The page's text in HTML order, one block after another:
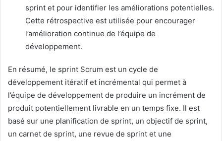
sprint et pour identifier les améliorations potentielles.
Cette rétrospective est utilisée pour encourager
l’amélioration continue de l’équipe de
développement.
En résumé, le sprint Scrum est un cycle de
développement itératif et incrémental qui permet à
l’équipe de développement de produire un incrément de
produit potentiellement livrable en un temps fixe. Il est
basé sur une planification de sprint, un objectif de sprint,
un carnet de sprint, une revue de sprint et une